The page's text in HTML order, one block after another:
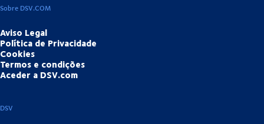
Sobre DSV.COM
Aviso Legal
Política de Privacidade
Cookies
Termos e condições
Aceder a DSV.com
DSV